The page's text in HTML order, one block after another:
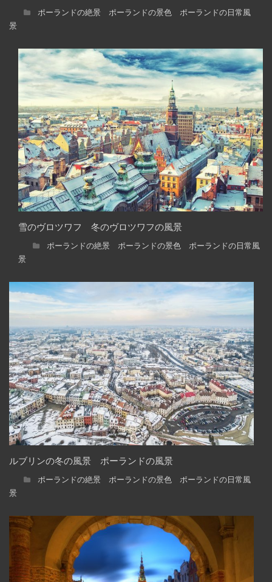
ポーランドの絶景 ポーランドの景色 ポーランドの日常風
景
雪のヴロツワフ 冬のヴロツワフの風景
ポーランドの絶景 ポーランドの景色 ポーランドの日常風
景
ルブリンの冬の風景 ポーランドの風景
ポーランドの絶景 ポーランドの景色 ポーランドの日常風
景